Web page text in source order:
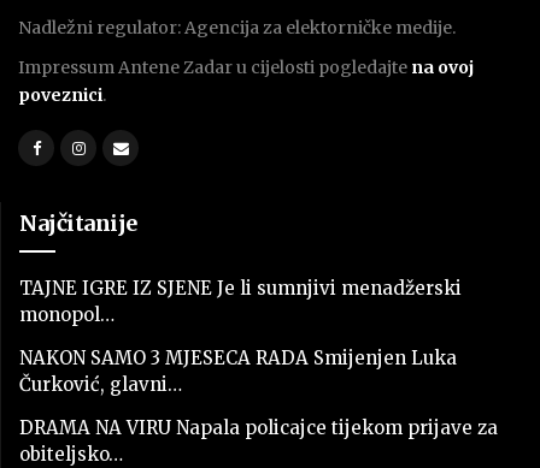
Nadležni regulator: Agencija za elektorničke medije.
Impressum Antene Zadar u cijelosti pogledajte na ovoj
poveznici.
Najčitanije
TAJNE IGRE IZ SJENE Je li sumnjivi menadžerski
monopol…
NAKON SAMO 3 MJESECA RADA Smijenjen Luka
Čurković, glavni…
DRAMA NA VIRU Napala policajce tijekom prijave za
obiteljsko…